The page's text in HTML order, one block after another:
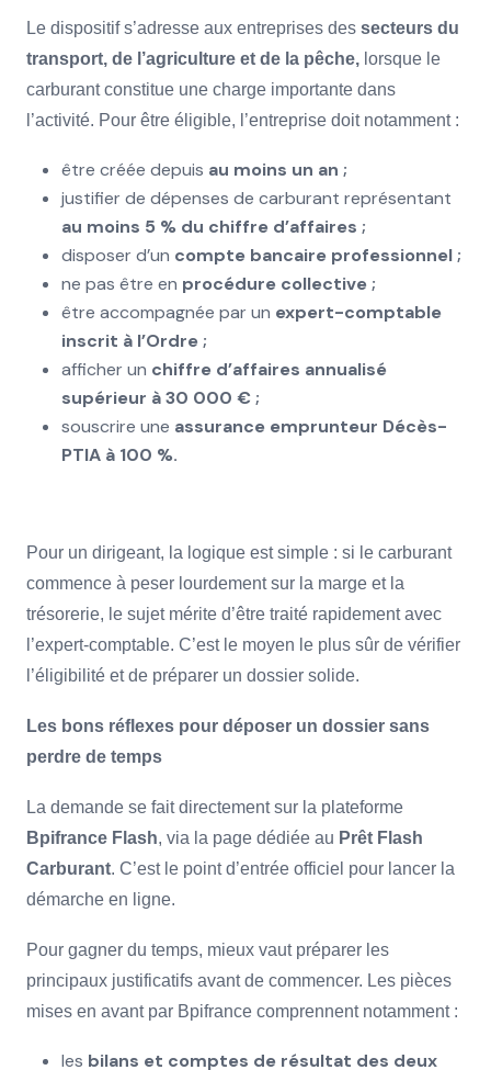
Le dispositif s’adresse aux entreprises des secteurs du
transport, de l’agriculture et de la pêche, lorsque le
carburant constitue une charge importante dans
l’activité. Pour être éligible, l’entreprise doit notamment :
être créée depuis au moins un an ;
justifier de dépenses de carburant représentant
au moins 5 % du chiffre d’affaires ;
disposer d’un compte bancaire professionnel ;
ne pas être en procédure collective ;
être accompagnée par un expert-comptable
inscrit à l’Ordre ;
afficher un chiffre d’affaires annualisé
supérieur à 30 000 € ;
souscrire une assurance emprunteur Décès-
PTIA à 100 %.
Pour un dirigeant, la logique est simple : si le carburant
commence à peser lourdement sur la marge et la
trésorerie, le sujet mérite d’être traité rapidement avec
l’expert-comptable. C’est le moyen le plus sûr de vérifier
l’éligibilité et de préparer un dossier solide.
Les bons réflexes pour déposer un dossier sans
perdre de temps
La demande se fait directement sur la plateforme
Bpifrance Flash, via la page dédiée au Prêt Flash
Carburant. C’est le point d’entrée officiel pour lancer la
démarche en ligne.
Pour gagner du temps, mieux vaut préparer les
principaux justificatifs avant de commencer. Les pièces
mises en avant par Bpifrance comprennent notamment :
les bilans et comptes de résultat des deux